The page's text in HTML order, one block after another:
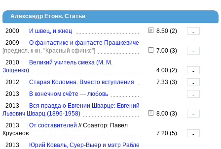
Александр Етоев. Статьи
2000 И швец, и жнец 8.50 (2)
-
2009
О фантастике и фантасте Прашкевиче
[предисл. к кн. "Красный сфинкс"]
7.00 (3)
-
2010
Великий учитель смеха (М. М.
Зощенко)
4.00 (2)
-
2012
Старая Коломна. Вместо вступления 7.33 (3)
-
2013
В конечном счёте — любовь
-
2013
Вся правда о Евгении Шварце: Евгений
Львович Шварц (1896-1958)
8.00 (3)
-
2013
От составителей //Соавтор: Павел
Крусанов
7.20 (5)
-
2013
Юрий Коваль, Суер-Выер и мэтр Рабле